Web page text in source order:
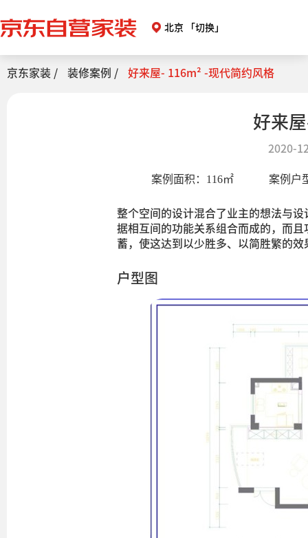
北京 「切换」
京东家装 / 装修案例 / 好来屋- 116m² -现代简约风格
好来
2020-
案例面积： 116㎡ 案例户
整个空间的设计混合了业主的想法与
据相互间的功能关系组合而成的，而
蓄，使这达到以少胜多、以简胜繁的效
户型图